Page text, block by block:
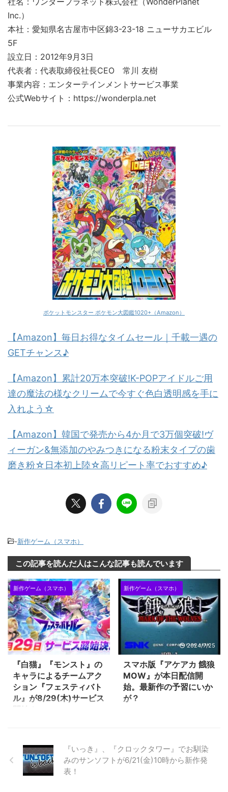
Inc.）
本社：愛知県名古屋市中区錦3-23-18 ニューサカエビル
5F
設立日：2012年9月3日
代表者：代表取締役社長CEO 常川 友樹
事業内容：エンターテインメントサービス事業
公式Webサイト：https://wonderpla.net
ポケットモンスター ポケモン大図鑑1020+（Amazon）
【Amazon】毎日お得なタイムセール｜千載一遇の
GETチャンス♪
【Amazon】累計20万本突破!K-POPアイドルご用
達の魔法の様なクリームで今すぐ色白透明感を手に
入れよう☆
【Amazon】韓国で発売から4か月で3万個突破!ヴ
ィーガン&無添加のやみつきになる粉末タイプの歯
磨き粉☆日本初上陸☆高リピート率でおすすめ♪
-新作ゲーム（スマホ）
この記事を読んだ人はこんな記事も読んでいます
新作ゲーム（スマホ）
2024/7/25
『白猫』『モンスト』の
キャラによるチームアク
ション『フェスティバト
ル』が8/29(木)サービス
開始！
人気を誇り定番のスマホゲー『白
猫プロジェクト』『モンスタース
トライク』のキャラクターも登場
新作ゲーム（スマホ）
2024/7/25
スマホ版『アケアカ 餓狼
MOW』が本日配信開
始。最新作の予習にいか
が？
ではないでしょうか。 格ゲーは
対戦はもちろんですが、CPUレ
『いっき』、『クロックタワー』でお馴染
みのサンソフトが6/21(金)10時から新作発
表！